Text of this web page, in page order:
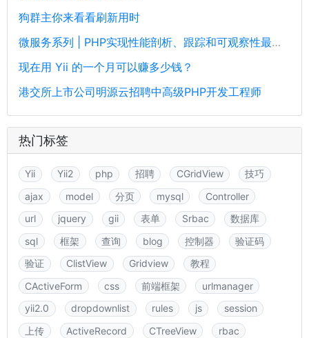
狗群主你来看看刷新用时
微服务系列 | PHP实现性能剖析、跟踪和可观察性最佳实践
现在用 Yii 的一个月可以赚多少钱？
港交所上市公司明源云招聘中高级PHP开发工程师
热门标签
Yii Yii2 php 招聘 CGridView
技巧
ajax
model 分页 mysql
Controller
url
jquery gii 表单 Srbac
数据库
sql
框架 查询 blog 控制器
验证码
验证
ClistView Gridview
教程
CActiveForm
css 前端框架
urlmanager
yii2.0
dropdownlist rules js
session
上传
ActiveRecord CTreeView rbac